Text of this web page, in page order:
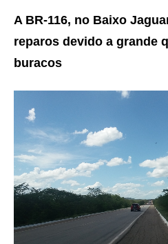
A BR-116, no Baixo
reparos devido a grande
buracos